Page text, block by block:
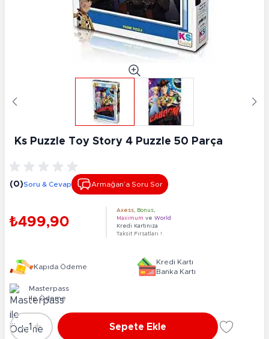
Ks Puzzle Toy Story 4 Puzzle 50 Parça
(0)Soru & Cevap Armağan’a Soru Sor
₺499,90
Axess Bonus
Maximum ve World
Kredi Kartınıza
Taksit Fırsatları !
Kapıda Ödeme
Kredi Kartı
Banka Kartı
Masterpass
ile Ödeme
Adet
-1 + Sepete Ekle